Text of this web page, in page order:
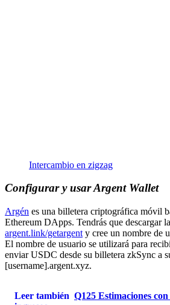
Intercambio en zigzag
Configurar y usar Argent Wallet
Argén es una billetera criptográfica móvil
Ethereum DApps. Tendrás que descargar
argent.link/getargent y cree un nombre de
El nombre de usuario se utilizará para
enviar USDC desde su billetera zkSync a
[username].argent.xyz.
Leer también Q125 Estimaciones